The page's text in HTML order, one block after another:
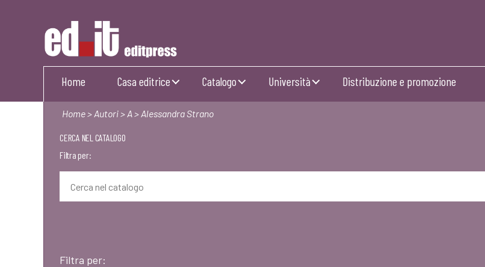
Editpress
Home Casa editrice Catalogo Università Distribuzione e promozione
Home> Autori> A> Alessandra Strano
CERCA NEL CATALOGO
Filtra per:
Filtra per: